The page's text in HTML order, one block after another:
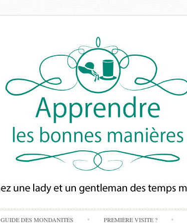
Skip
GUIDE DES MONDANITÉS PREMIÈRE VISITE ?